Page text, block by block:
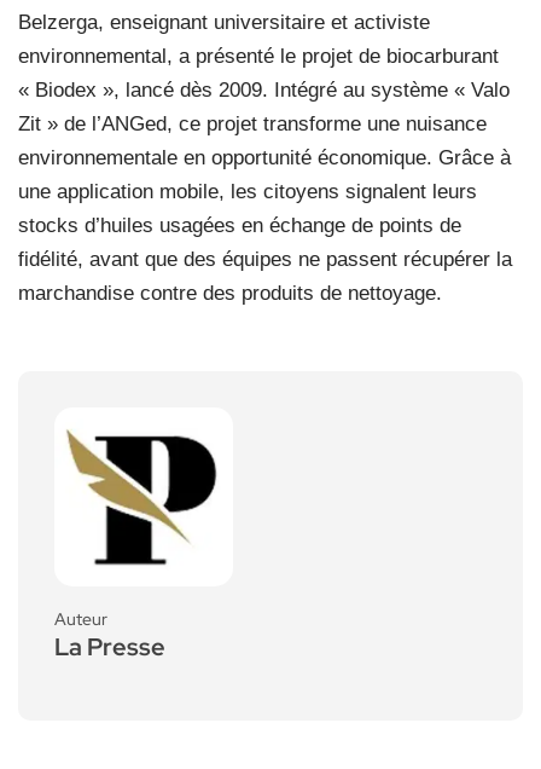
Belzerga, enseignant universitaire et activiste
environnemental, a présenté le projet de biocarburant
« Biodex », lancé dès 2009. Intégré au système « Valo
Zit » de l’ANGed, ce projet transforme une nuisance
environnementale en opportunité économique. Grâce à
une application mobile, les citoyens signalent leurs
stocks d’huiles usagées en échange de points de
fidélité, avant que des équipes ne passent récupérer la
marchandise contre des produits de nettoyage.
Auteur
La Presse